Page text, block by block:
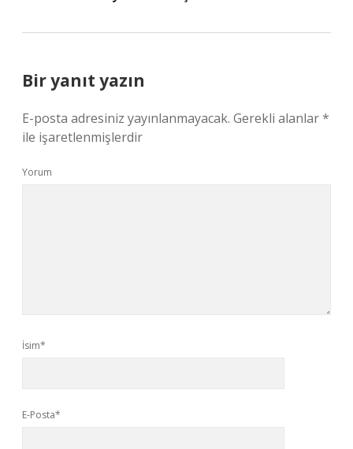
Bir yanıt yazın
E-posta adresiniz yayınlanmayacak. Gerekli alanlar*
ile işaretlenmişlerdir
Yorum
İsim*
E-Posta*